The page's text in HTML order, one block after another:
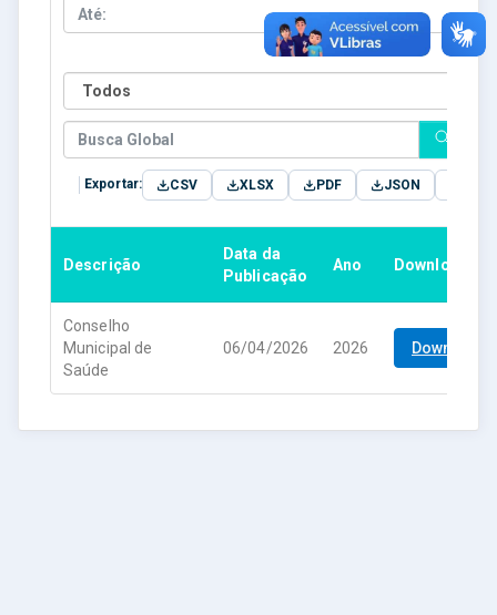
Ano
Exportar: CSV XLSX PDF JSON
Descrição
Data da
Publicação
Ano Download
Conselho
Municipal de
Saúde
06/04/2026 2026 Download